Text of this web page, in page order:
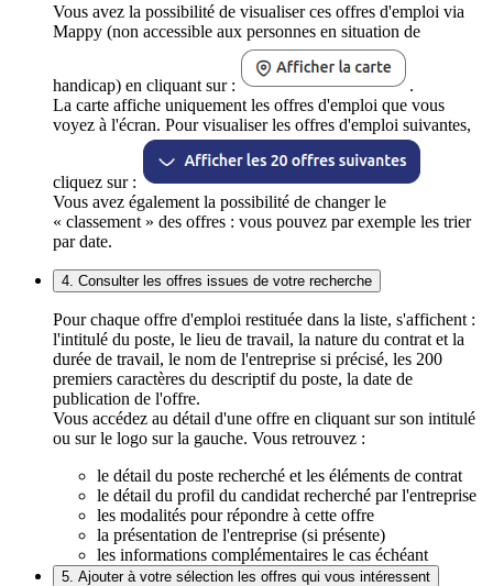
Vous avez la possibilité de visualiser ces offres d'emploi via
Mappy (non accessible aux personnes en situation de
handicap) en cliquant sur :
.
La carte affiche uniquement les offres d'emploi que vous
voyez à l'écran. Pour visualiser les offres d'emploi suivantes,
cliquez sur :
Vous avez également la possibilité de changer le
« classement » des offres : vous pouvez par exemple les trier
par date.
4. Consulter les offres issues de votre recherche
Pour chaque offre d'emploi restituée dans la liste, s'affichent :
l'intitulé du poste, le lieu de travail, la nature du contrat et la
durée de travail, le nom de l'entreprise si précisé, les 200
premiers caractères du descriptif du poste, la date de
publication de l'offre.
Vous accédez au détail d'une offre en cliquant sur son intitulé
ou sur le logo sur la gauche. Vous retrouvez :
le détail du poste recherché et les éléments de contrat
le détail du profil du candidat recherché par l'entreprise
les modalités pour répondre à cette offre
la présentation de l'entreprise (si présente)
les informations complémentaires le cas échéant
5. Ajouter à votre sélection les offres qui vous intéressent